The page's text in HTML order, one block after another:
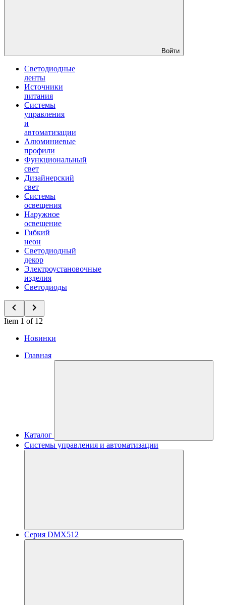
Войти
Светодиодные
ленты
Источники
питания
Системы
управления
и
автоматизации
Алюминиевые
профили
Функциональный
свет
Дизайнерский
свет
Системы
освещения
Наружное
освещение
Гибкий
неон
Светодиодный
декор
Электроустановочные
изделия
Светодиоды
Item 1 of 12
Новинки
Главная
Каталог
Системы управления и автоматизации
Серия DMX512